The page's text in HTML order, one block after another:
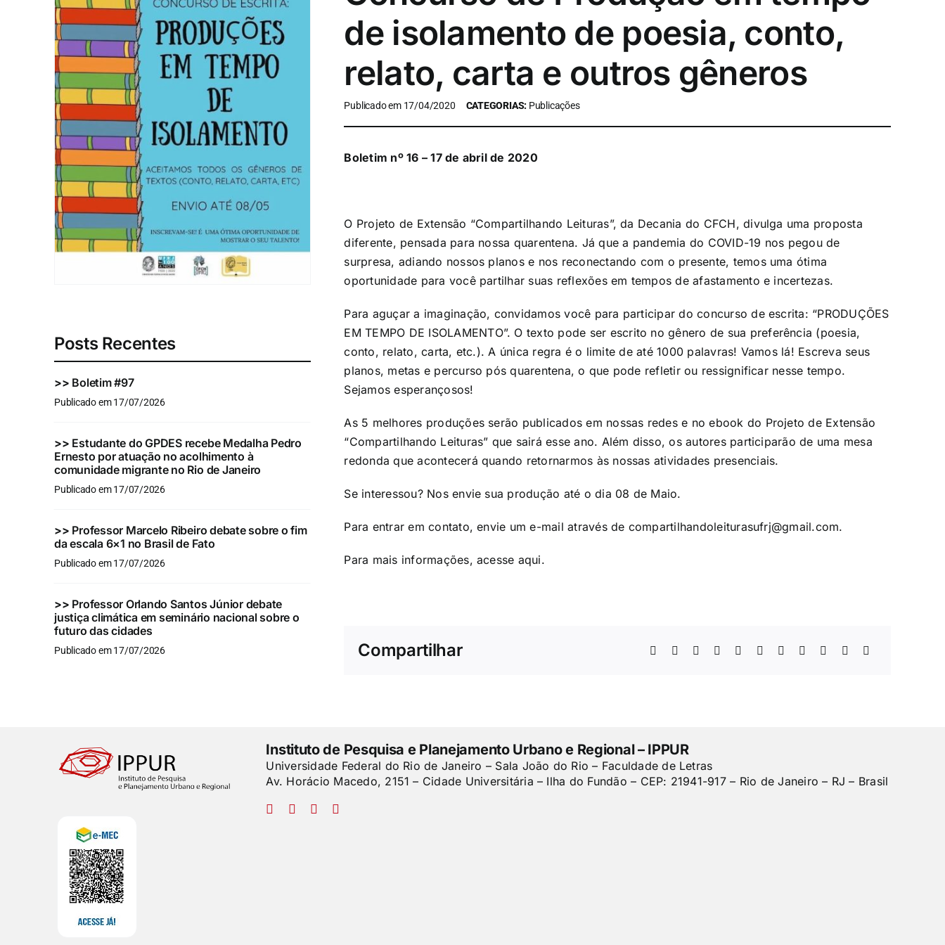
Posts Recentes
>> Boletim #97
Publicado em 17/07/2026
>> Estudante do GPDES recebe Medalha Pedro
Ernesto por atuação no acolhimento à
comunidade migrante no Rio de Janeiro
Publicado em 17/07/2026
>> Professor Marcelo Ribeiro debate sobre o fim
da escala 6×1 no Brasil de Fato
Publicado em 17/07/2026
>> Professor Orlando Santos Júnior debate
justiça climática em seminário nacional sobre o
futuro das cidades
Publicado em 17/07/2026
de isolamento de poesia, conto,
relato, carta e outros gêneros
Publicado em 17/04/2020 CATEGORIAS: Publicações
Boletim nº 16 – 17 de abril de 2020
O Projeto de Extensão “Compartilhando Leituras”, da Decania do CFCH, divulga uma proposta
diferente, pensada para nossa quarentena. Já que a pandemia do COVID-19 nos pegou de
surpresa, adiando nossos planos e nos reconectando com o presente, temos uma ótima
oportunidade para você partilhar suas reflexões em tempos de afastamento e incertezas.
Para aguçar a imaginação, convidamos você para participar do concurso de escrita: “PRODUÇÕES
EM TEMPO DE ISOLAMENTO”. O texto pode ser escrito no gênero de sua preferência (poesia,
conto, relato, carta, etc.). A única regra é o limite de até 1000 palavras! Vamos lá! Escreva seus
planos, metas e percurso pós quarentena, o que pode refletir ou ressignificar nesse tempo.
Sejamos esperançosos!
As 5 melhores produções serão publicados em nossas redes e no ebook do Projeto de Extensão
“Compartilhando Leituras” que sairá esse ano. Além disso, os autores participarão de uma mesa
redonda que acontecerá quando retornarmos às nossas atividades presenciais.
Se interessou? Nos envie sua produção até o dia 08 de Maio.
Para entrar em contato, envie um e-mail através de compartilhandoleiturasufrj@gmail.com.
Para mais informações, acesse aqui.
Compartilhar
Instituto de Pesquisa e Planejamento Urbano e Regional – IPPUR
Universidade Federal do Rio de Janeiro – Sala João do Rio – Faculdade de Letras
Av. Horácio Macedo, 2151 – Cidade Universitária – Ilha do Fundão – CEP: 21941-917 – Rio de Janeiro – RJ – Brasil